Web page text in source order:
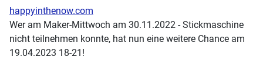
happyinthenow.com
Wer am Maker-Mittwoch am 30.11.2022 - Stickmaschine
nicht teilnehmen konnte, hat nun eine weitere Chance am
19.04.2023 18-21!